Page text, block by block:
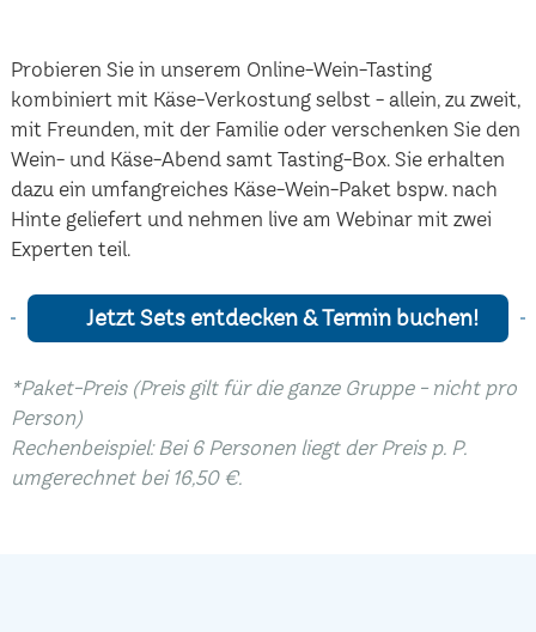
Probieren Sie in unserem Online-Wein-Tasting
kombiniert mit Käse-Verkostung selbst - allein, zu zweit,
mit Freunden, mit der Familie oder verschenken Sie den
Wein- und Käse-Abend samt Tasting-Box. Sie erhalten
dazu ein umfangreiches Käse-Wein-Paket bspw. nach
Hinte geliefert und nehmen live am Webinar mit zwei
Experten teil.
Jetzt Sets entdecken & Termin buchen!
*Paket-Preis (Preis gilt für die ganze Gruppe - nicht pro
Person)
Rechenbeispiel: Bei 6 Personen liegt der Preis p. P.
umgerechnet bei 16,50 €.